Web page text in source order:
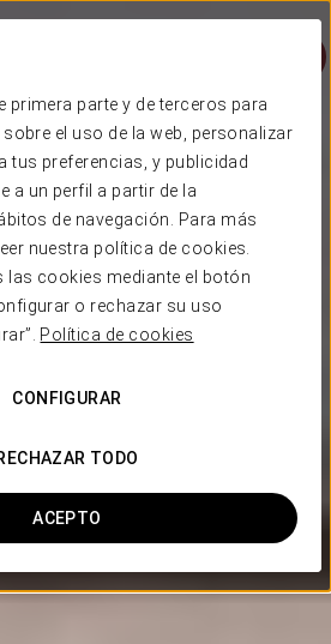
primera parte y de terceros para
el uso de la web, personalizar
tus preferencias, y publicidad
a un perfil a partir de la
de navegación. Para más
nuestra política de cookies.
las cookies mediante el botón
o rechazar su uso
Política de cookies
CONFIGURAR
TODO
ACEPTO